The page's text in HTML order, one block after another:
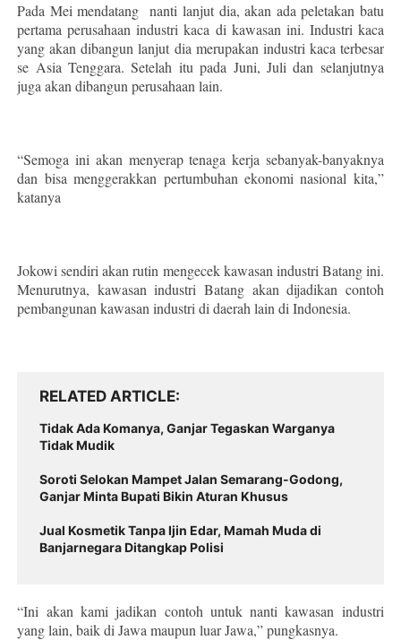
Pada Mei mendatang nanti lanjut dia, akan ada peletakan batu
pertama perusahaan industri kaca di kawasan ini. Industri kaca
yang akan dibangun lanjut dia merupakan industri kaca terbesar
se Asia Tenggara. Setelah itu pada Juni, Juli dan selanjutnya
juga akan dibangun perusahaan lain.
“Semoga ini akan menyerap tenaga kerja sebanyak-banyaknya
dan bisa menggerakkan pertumbuhan ekonomi nasional kita,”
katanya
Jokowi sendiri akan rutin mengecek kawasan industri Batang ini.
Menurutnya, kawasan industri Batang akan dijadikan contoh
pembangunan kawasan industri di daerah lain di Indonesia.
RELATED ARTICLE
Tidak Ada Komanya, Ganjar Tegaskan Warganya
Tidak Mudik
Soroti Selokan Mampet Jalan Semarang-Godong,
Ganjar Minta Bupati Bikin Aturan Khusus
Jual Kosmetik Tanpa Ijin Edar, Mamah Muda di
Banjarnegara Ditangkap Polisi
“Ini akan kami jadikan contoh untuk nanti kawasan industri
yang lain, baik di Jawa maupun luar Jawa,” pungkasnya.